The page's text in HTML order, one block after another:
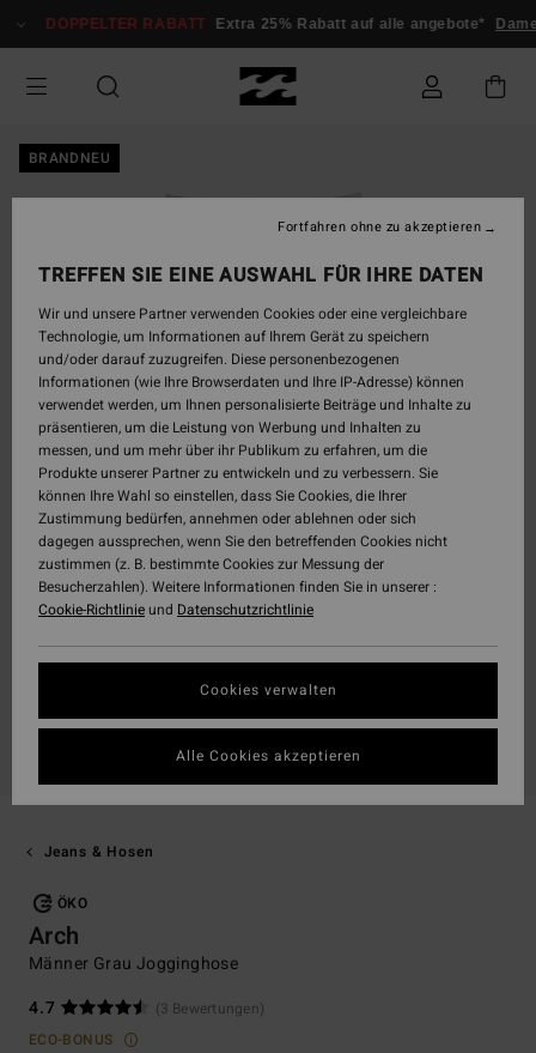
zur
springen
DOPPELTER RABATT Extra 25% Rabatt auf alle angebote* Damen
BRANDNEU
Jeans & Hosen
ÖKO
Arch
Männer Grau Jogginghose
4.7
(3 Bewertungen)
ECO-BONUS
TREFFEN SIE EINE AUSWAHL FÜR IHRE DATEN
Wir und unsere Partner verwenden Cookies oder eine vergleichbare
Technologie, um Informationen auf Ihrem Gerät zu speichern
und/oder darauf zuzugreifen. Diese personenbezogenen
Informationen (wie Ihre Browserdaten und Ihre IP-Adresse) können
verwendet werden, um Ihnen personalisierte Beiträge und Inhalte zu
präsentieren, um die Leistung von Werbung und Inhalten zu
messen, und um mehr über ihr Publikum zu erfahren, um die
Produkte unserer Partner zu entwickeln und zu verbessern. Sie
können Ihre Wahl so einstellen, dass Sie Cookies, die Ihrer
Zustimmung bedürfen, annehmen oder ablehnen oder sich
dagegen aussprechen, wenn Sie den betreffenden Cookies nicht
zustimmen (z. B. bestimmte Cookies zur Messung der
Besucherzahlen). Weitere Informationen finden Sie in unserer :
Cookie-Richtlinieund Datenschutzrichtlinie
Cookies verwalten
Fortfahren ohne zu akzeptieren
Alle Cookies akzeptieren